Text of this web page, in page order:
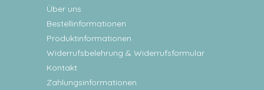
Über uns
Bestellinformationen
Produktinformationen
Widerrufsbelehrung & Widerrufsformular
Kontakt
Zahlungsinformationen